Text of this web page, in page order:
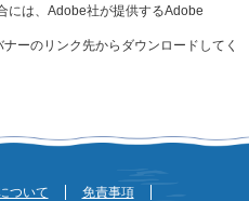
には、Adobe社が提供するAdobe
ーのリンク先からダウンロードしてく
ついて
免責事項